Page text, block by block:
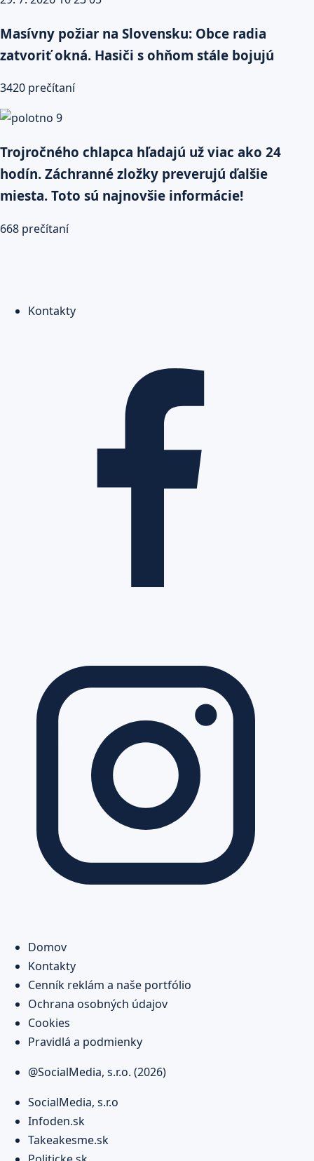
Masívny požiar na Slovensku: Obce radia
zatvoriť okná. Hasiči s ohňom stále bojujú
3420 prečítaní
Trojročného chlapca hľadajú už viac ako 24
hodín. Záchranné zložky preverujú ďalšie
miesta. Toto sú najnovšie informácie!
668 prečítaní
Kontakty
Domov
Kontakty
Cenník reklám a naše portfólio
Ochrana osobných údajov
Cookies
Pravidlá a podmienky
@SocialMedia, s.r.o. (2026)
SocialMedia, s.r.o
Infoden.sk
Takeakesme.sk